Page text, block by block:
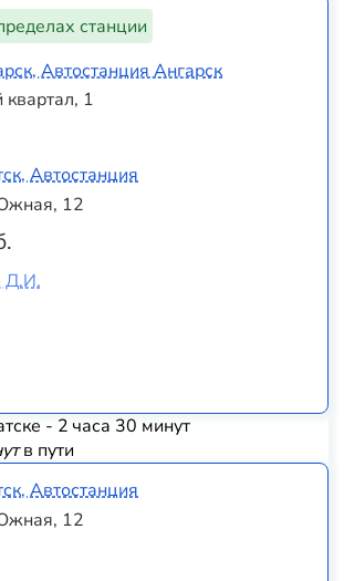
станции
Автостанция Ангарск
1
Автостанция
12
Д.И.
- 2 часа 30 минут
в пути
Автостанция
12